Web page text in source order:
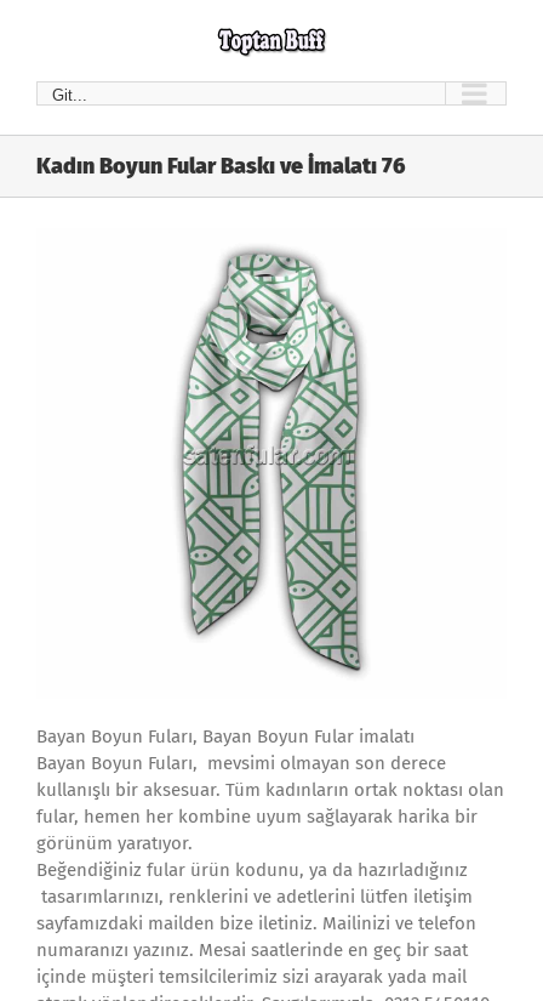
Git...
Kadın Boyun Fular Baskı ve İmalatı 76
Bayan Boyun Fuları, Bayan Boyun Fular imalatı
Bayan Boyun Fuları, mevsimi olmayan son derece
kullanışlı bir aksesuar. Tüm kadınların ortak noktası olan
fular, hemen her kombine uyum sağlayarak harika bir
görünüm yaratıyor.
Beğendiğiniz fular ürün kodunu, ya da hazırladığınız
tasarımlarınızı, renklerini ve adetlerini lütfen iletişim
sayfamızdaki mailden bize iletiniz. Mailinizi ve telefon
numaranızı yazınız. Mesai saatlerinde en geç bir saat
içinde müşteri temsilcilerimiz sizi arayarak yada mail